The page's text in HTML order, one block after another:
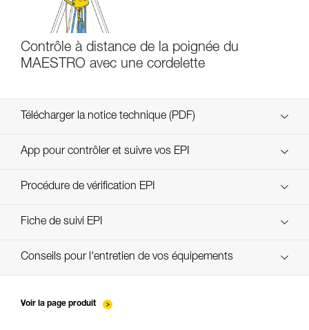
Contrôle à distance de la poignée du
MAESTRO avec une cordelette
Télécharger la notice technique (PDF)
Technical Notice
App pour contrôler et suivre vos EPI
découvrez ePPEcentre
Procédure de vérification EPI
verif-EPI-MAESTRO-procedure_FR
Fiche de suivi EPI
verif-EPI-MAESTRO-suivi_FR
Conseils pour l'entretien de vos équipements
Voir la page produit